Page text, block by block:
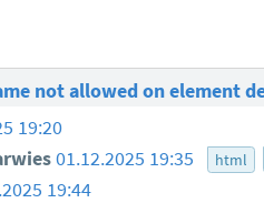
not allowed on element
19:20
01.12.2025 19:35 html
19:44